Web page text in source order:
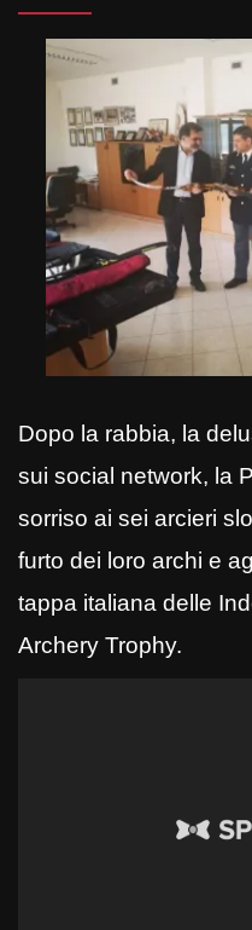
Dopo la rabbia, la
sui social network, la
sorriso ai sei arcieri
furto dei loro archi e
tappa italiana delle
Archery Trophy.